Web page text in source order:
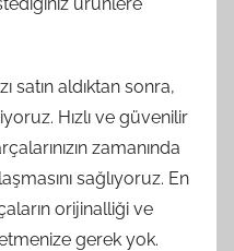
satın aldıktan sonra,
Hızlı ve güvenilir
zamanında
sağlıyoruz. En
orijinalliği ve
gerek yok.